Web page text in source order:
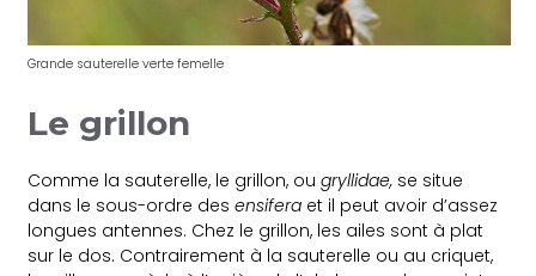
Grande sauterelle verte femelle
Le grillon
Comme la sauterelle, le grillon, ougryllidae, se situe
dans le sous-ordre desensifera et il peut avoir d’assez
longues antennes. Chez le grillon, les ailes sont à plat
sur le dos. Contrairement à la sauterelle ou au criquet,